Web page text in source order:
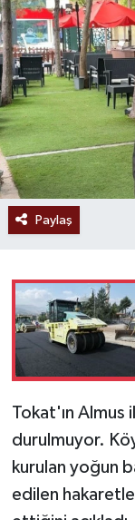
Paylaş
Tokat'ın Almus
durulmuyor.
kurulan yoğun
edilen